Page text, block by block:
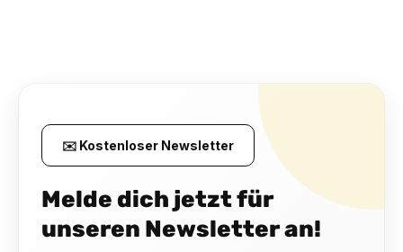
✉️ Kostenloser Newsletter
Melde dich jetzt für
unseren Newsletter an!